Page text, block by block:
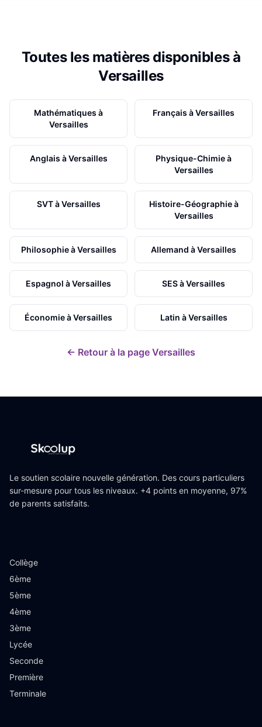
Toutes les matières disponibles à
Versailles
Mathématiques à
Versailles
Français àVersailles
Anglais àVersailles Physique-Chimieà
Versailles
SVTàVersailles Histoire-Géographieà
Versailles
PhilosophieàVersailles Allemand àVersailles
Espagnol àVersailles SESàVersailles
ÉconomieàVersailles Latin àVersailles
← Retour à la page Versailles
Le soutien scolaire nouvelle génération. Des cours particuliers
sur-mesure pour tous les niveaux. +4 points en moyenne, 97%
de parents satisfaits.
Collège
6ème
5ème
4ème
3ème
Lycée
Seconde
Première
Terminale